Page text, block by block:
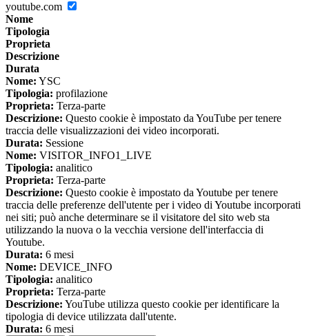
youtube.com
Nome
Tipologia
Proprieta
Descrizione
Durata
Nome: YSC
Tipologia: profilazione
Proprieta: Terza-parte
Descrizione: Questo cookie è impostato da YouTube per tenere
traccia delle visualizzazioni dei video incorporati.
Durata: Sessione
Nome: VISITOR_INFO1_LIVE
Tipologia: analitico
Proprieta: Terza-parte
Descrizione: Questo cookie è impostato da Youtube per tenere
traccia delle preferenze dell'utente per i video di Youtube incorporati
nei siti; può anche determinare se il visitatore del sito web sta
utilizzando la nuova o la vecchia versione dell'interfaccia di
Youtube.
Durata: 6 mesi
Nome: DEVICE_INFO
Tipologia: analitico
Proprieta: Terza-parte
Descrizione: YouTube utilizza questo cookie per identificare la
tipologia di device utilizzata dall'utente.
Durata: 6 mesi